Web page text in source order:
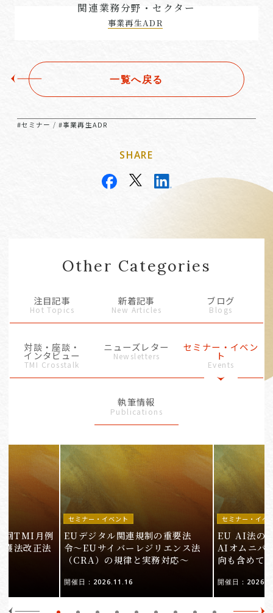
関連業務分野・セクター
事業再生ADR
一覧へ戻る
#セミナー /#事業再生ADR
SHARE
Other Categories
注目記事
Hot Topics
新着記事
New Articles
ブログ
Blogs
対談・座談・
インタビュー
TMI Crosstalk
ニューズレター
Newsletters
セミナー・イベン
ト
Events
執筆情報
Publications
回TMI月例
護法改正法
セミナー・イベント
EUデジタル関連規制の重要法
令〜EUサイバーレジリエンス法
（CRA）の規律と実務対応〜
開催日：2026.11.16
セミナー・イベ
EU AI法の
AIオムニバ
向も含めて
開催日：